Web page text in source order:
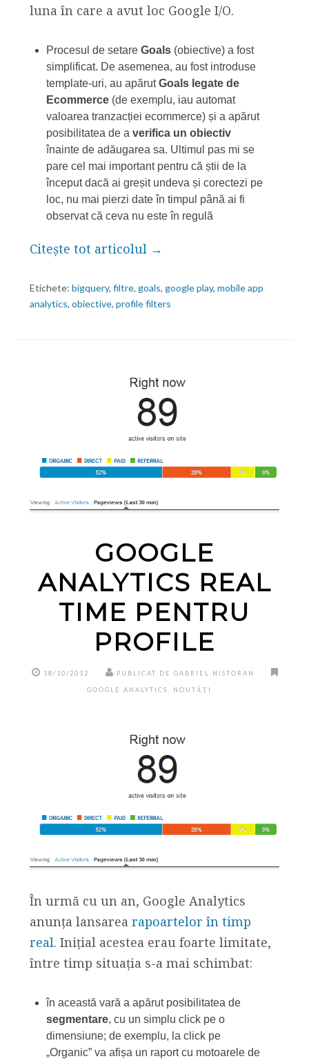
luna în care a avut loc Google I/O.
Procesul de setare Goals(obiective) a fost
simplificat. De asemenea, au fost introduse
template-uri, au apărutGoals legate de
Ecommerce(de exemplu, iau automat
valoarea tranzacției ecommerce) și a apărut
posibilitatea de a verifica un obiectiv
înainte de adăugarea sa. Ultimul pas mi se
pare cel mai important pentru că știi de la
început dacă ai greșit undeva și corectezi pe
loc, nu mai pierzi date în timpul până ai fi
observat că ceva nu este în regulă
Citește tot articolul →
Etichete: bigquery, filtre, goals, google play, mobile app
analytics, obiective, profile filters
GOOGLE
ANALYTICS REAL
TIME PENTRU
PROFILE
18/10/2012 PUBLICAT DE GABRIEL NISTORAN
GOOGLE ANALYTICS NOUTĂȚI
În urmă cu un an, Google Analytics
anunța lansarea rapoartelor în timp
real. Inițial acestea erau foarte limitate,
între timp situația s-a mai schimbat:
în această vară a apărut posibilitatea de
segmentare, cu un simplu click pe o
dimensiune; de exemplu, la click pe
„Organic” va afișa un raport cu motoarele de